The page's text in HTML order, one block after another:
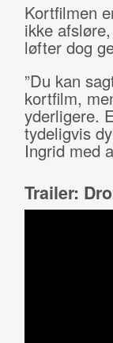
Kortfilmen
ikke
løfter dog
”Du kan
kortfilm,
yderligere.
tydeligvis
Ingrid med
Trailer: